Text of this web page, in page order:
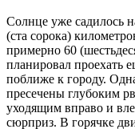
Солнце уже садилось
(ста сорока)
примерно 60
планировал проехать
поближе к городу.
пресечены глубоким
уходящим вправо и
сюрприз. В горячке